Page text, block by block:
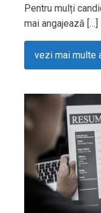
Pentru mulți
mai angajează […]
vezi mai multe